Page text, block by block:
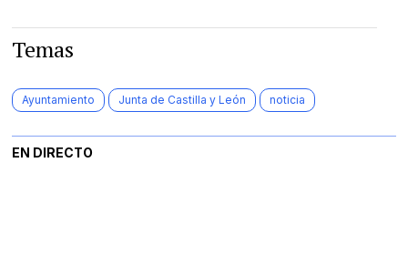
Temas
Ayuntamiento Junta de Castilla y León noticia
EN DIRECTO